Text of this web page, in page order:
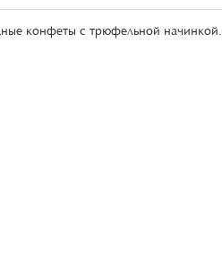
конфеты с трюфельной начинкой.